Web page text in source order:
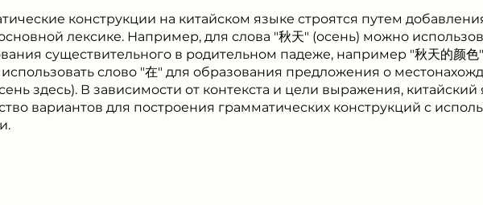
конструкции на китайском языке строятся путем
лексике. Например, для слова "秋天" (осень) можно
существительного в родительном падеже, например "秋天的颜色
слово "在" для образования предложения о
здесь). В зависимости от контекста и цели выражения,
вариантов для построения грамматических конструкций с